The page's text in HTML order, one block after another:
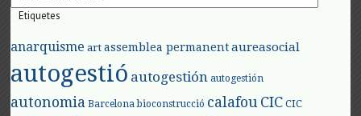
Etiquetes
anarquisme art assemblea permanent aureasocial
autogestió autogestión autogestión
autonomia Barcelona bioconstrucció calafouCIC CIC